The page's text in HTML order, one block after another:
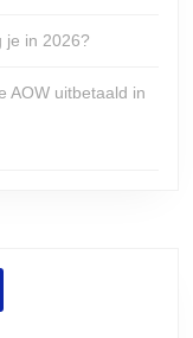
je in 2026?
AOW uitbetaald in